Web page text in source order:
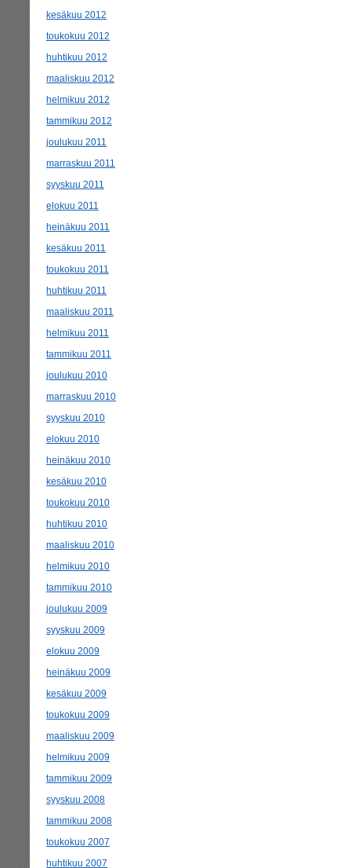
kesäkuu 2012
toukokuu 2012
huhtikuu 2012
maaliskuu 2012
helmikuu 2012
tammikuu 2012
joulukuu 2011
marraskuu 2011
syyskuu 2011
elokuu 2011
heinäkuu 2011
kesäkuu 2011
toukokuu 2011
huhtikuu 2011
maaliskuu 2011
helmikuu 2011
tammikuu 2011
joulukuu 2010
marraskuu 2010
syyskuu 2010
elokuu 2010
heinäkuu 2010
kesäkuu 2010
toukokuu 2010
huhtikuu 2010
maaliskuu 2010
helmikuu 2010
tammikuu 2010
joulukuu 2009
syyskuu 2009
elokuu 2009
heinäkuu 2009
kesäkuu 2009
toukokuu 2009
maaliskuu 2009
helmikuu 2009
tammikuu 2009
syyskuu 2008
tammikuu 2008
toukokuu 2007
huhtikuu 2007